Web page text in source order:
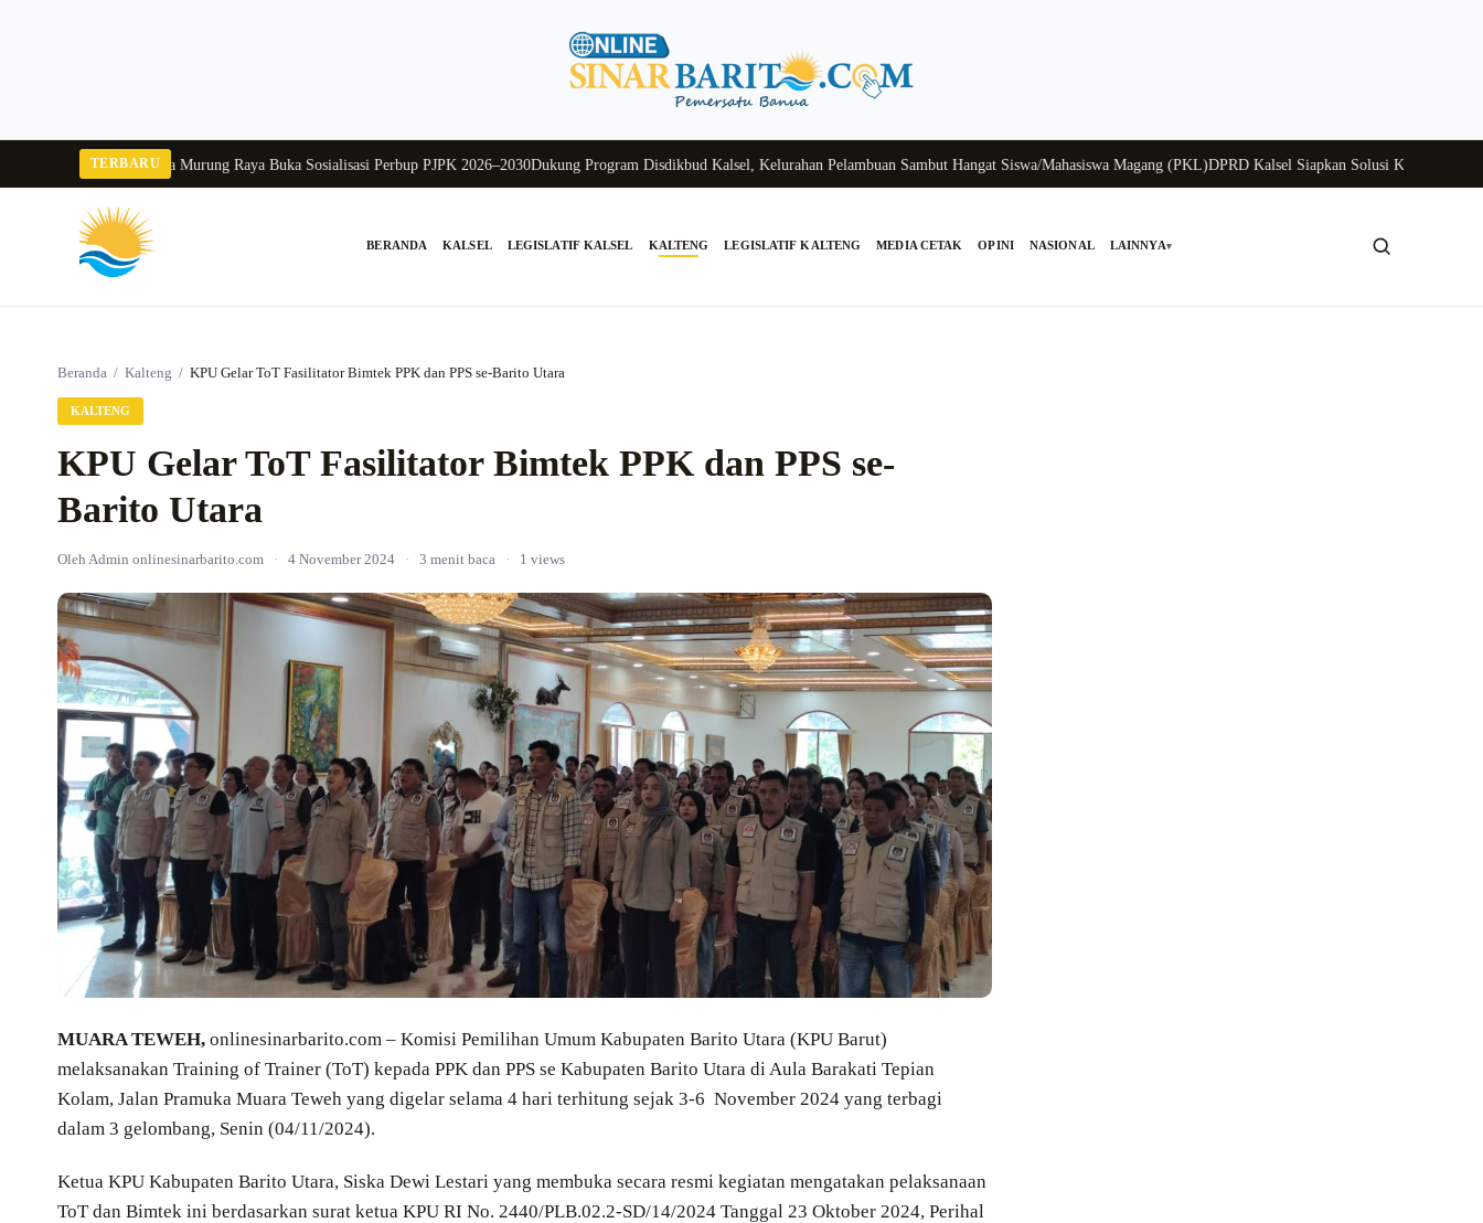
TERBARU
Pj Sekda Murung Raya Buka Sosialisasi Perbup PJPK 2026–2030Dukung Program Disdikbud Kalsel, Kelurahan Pelambuan Sambut Hangat Siswa/Mahasiswa Magang (PKL) DPRD Kalsel Siapkan Solusi Krisis Perunggasan
BERANDA KALSEL LEGISLATIF KALSEL KALTENG LEGISLATIF KALTENG MEDIA CETAK OPINI NASIONAL LAINNYA▾
Beranda / Kalteng / KPU Gelar ToT Fasilitator Bimtek PPK dan PPS se-Barito Utara
KALTENG
KPU Gelar ToT Fasilitator Bimtek PPK dan PPS se-
Barito Utara
Oleh Admin onlinesinarbarito.com · 4 November 2024 · 3 menit baca · 1 views
MUARA TEWEH, onlinesinarbarito.com – Komisi Pemilihan Umum Kabupaten Barito Utara (KPU Barut)
melaksanakan Training of Trainer (ToT) kepada PPK dan PPS se Kabupaten Barito Utara di Aula Barakati Tepian
Kolam, Jalan Pramuka Muara Teweh yang digelar selama 4 hari terhitung sejak 3-6 November 2024 yang terbagi
dalam 3 gelombang, Senin (04/11/2024).
Ketua KPU Kabupaten Barito Utara, Siska Dewi Lestari yang membuka secara resmi kegiatan mengatakan pelaksanaan
ToT dan Bimtek ini berdasarkan surat ketua KPU RI No. 2440/PLB.02.2-SD/14/2024 Tanggal 23 Oktober 2024, Perihal